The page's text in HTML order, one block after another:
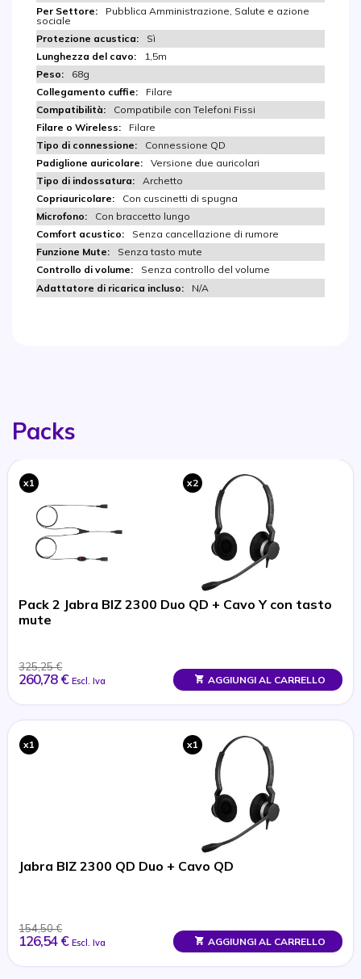
Pubblica Amministrazione, Salute e azione
sociale
Sì
1,5m
68g
Filare
Compatibile con Telefoni Fissi
Filare
Connessione QD
Versione due auricolari
Archetto
Con cuscinetti di spugna
Con braccetto lungo
Senza cancellazione di rumore
Senza tasto mute
Senza controllo del volume
N/A
Packs
x1 x2
Pack 2 Jabra BIZ 2300 Duo QD + Cavo Y con tasto
mute
325,25 €
260,78 € Escl. Iva AGGIUNGI AL CARRELLO
x1 x1
Jabra BIZ 2300 QD Duo + Cavo QD
154,50 €
126,54 € Escl. Iva AGGIUNGI AL CARRELLO